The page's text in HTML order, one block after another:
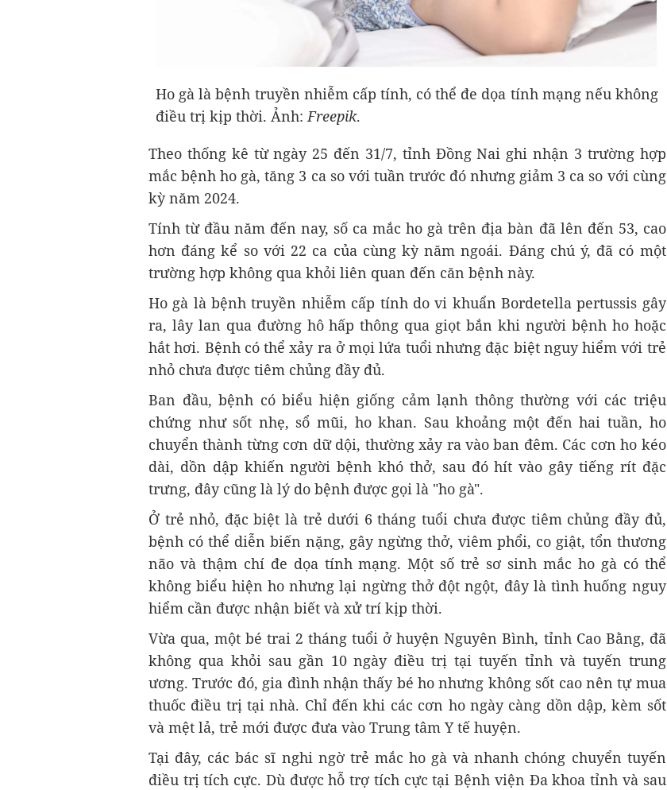
Ho gà là bệnh truyền nhiễm cấp tính, có thể đe dọa tính mạng nếu không
điều trị kịp thời. Ảnh:Freepik.
Theo thống kê từ ngày 25 đến 31/7, tỉnh Đồng Nai ghi nhận 3 trường hợp
mắc bệnh ho gà, tăng 3 ca so với tuần trước đó nhưng giảm 3 ca so với cùng
kỳ năm 2024.
Tính từ đầu năm đến nay, số ca mắc ho gà trên địa bàn đã lên đến 53, cao
hơn đáng kể so với 22 ca của cùng kỳ năm ngoái. Đáng chú ý, đã có một
trường hợp không qua khỏi liên quan đến căn bệnh này.
Ho gà là bệnh truyền nhiễm cấp tính do vi khuẩn Bordetella pertussis gây
ra, lây lan qua đường hô hấp thông qua giọt bắn khi người bệnh ho hoặc
hắt hơi. Bệnh có thể xảy ra ở mọi lứa tuổi nhưng đặc biệt nguy hiểm với trẻ
nhỏ chưa được tiêm chủng đầy đủ.
Ban đầu, bệnh có biểu hiện giống cảm lạnh thông thường với các triệu
chứng như sốt nhẹ, sổ mũi, ho khan. Sau khoảng một đến hai tuần, ho
chuyển thành từng cơn dữ dội, thường xảy ra vào ban đêm. Các cơn ho kéo
dài, dồn dập khiến người bệnh khó thở, sau đó hít vào gây tiếng rít đặc
trưng, đây cũng là lý do bệnh được gọi là "ho gà".
Ở trẻ nhỏ, đặc biệt là trẻ dưới 6 tháng tuổi chưa được tiêm chủng đầy đủ,
bệnh có thể diễn biến nặng, gây ngừng thở, viêm phổi, co giật, tổn thương
não và thậm chí đe dọa tính mạng. Một số trẻ sơ sinh mắc ho gà có thể
không biểu hiện ho nhưng lại ngừng thở đột ngột, đây là tình huống nguy
hiểm cần được nhận biết và xử trí kịp thời.
Vừa qua, một bé trai 2 tháng tuổi ở huyện Nguyên Bình, tỉnh Cao Bằng, đã
không qua khỏi sau gần 10 ngày điều trị tại tuyến tỉnh và tuyến trung
ương. Trước đó, gia đình nhận thấy bé ho nhưng không sốt cao nên tự mua
thuốc điều trị tại nhà. Chỉ đến khi các cơn ho ngày càng dồn dập, kèm sốt
và mệt lả, trẻ mới được đưa vào Trung tâm Y tế huyện.
Tại đây, các bác sĩ nghi ngờ trẻ mắc ho gà và nhanh chóng chuyển tuyến
điều trị tích cực. Dù được hỗ trợ tích cực tại Bệnh viện Đa khoa tỉnh và sau